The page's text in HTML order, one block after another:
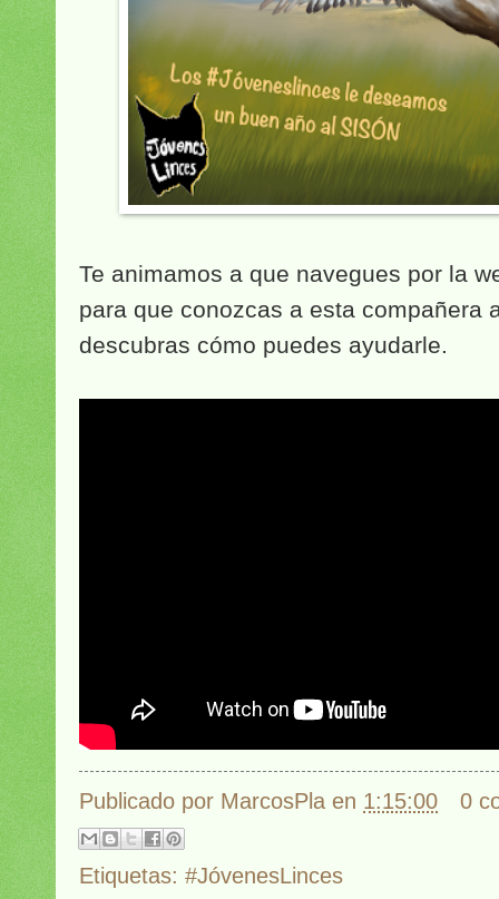
Te animamos a que navegues por la
para que conozcas a esta compañera
descubras cómo puedes ayudarle.
Publicado por MarcosPla en 1:15:00 0
Etiquetas: #JóvenesLinces